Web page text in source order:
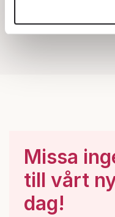
information från din
annons- och
Dessa kan i sin tur
Missa
till vårt
dag!